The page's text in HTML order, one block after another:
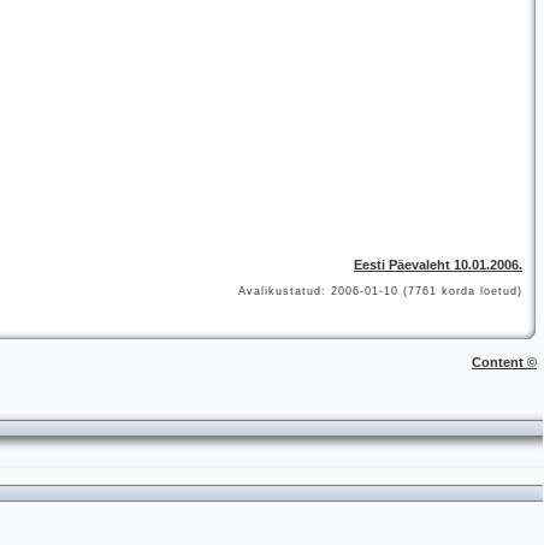
Eesti Päevaleht 10.01.2006.
Avalikustatud: 2006-01-10 (7761 korda loetud)
Content ©